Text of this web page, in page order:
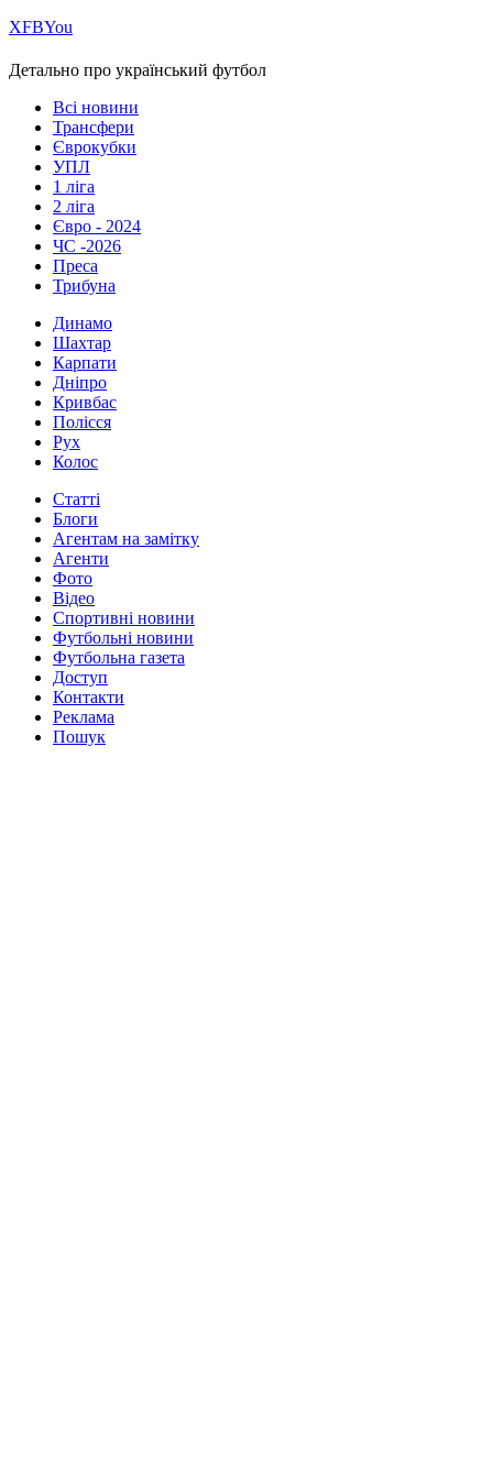
ХFBYou
Детально про український футбол
Всі новини
Трансфери
Єврокубки
УПЛ
1 ліга
2 ліга
Євро - 2024
ЧС -2026
Преса
Трибуна
Динамо
Шахтар
Карпати
Дніпро
Кривбас
Полісся
Рух
Колос
Статті
Блоги
Агентам на замітку
Агенти
Фото
Відео
Спортивні новини
Футбольні новини
Футбольна газета
Доступ
Контакти
Реклама
Пошук